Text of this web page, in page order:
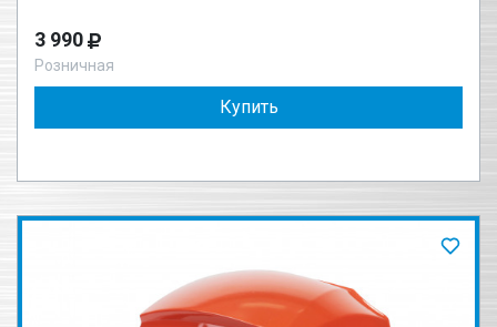
3 990
Розничная
Купить